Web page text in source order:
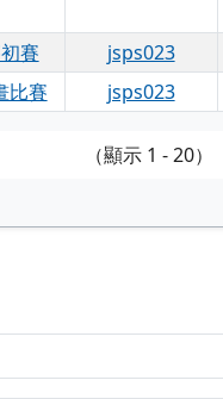
賽 jsps023
比賽
jsps023
（顯示 1 - 20）